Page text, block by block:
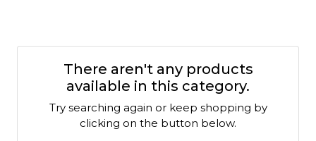
There aren't any products
available in this category.
Try searching again or keep shopping by
clicking on the button below.